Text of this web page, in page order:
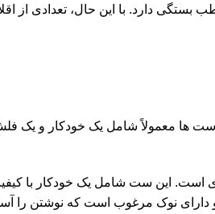
دارد. با این حال، تعدادی از
ها معمولاً شامل یک خودکار و یک
ای است. این ست شامل یک خودکار با
دارای نوک مرغوب است که نوشتن را